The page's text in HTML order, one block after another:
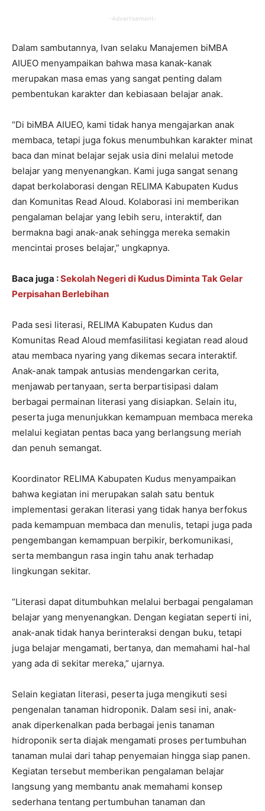
-Advertisement-
Dalam sambutannya, Ivan selaku Manajemen biMBA
AIUEO menyampaikan bahwa masa kanak-kanak
merupakan masa emas yang sangat penting dalam
pembentukan karakter dan kebiasaan belajar anak.
“Di biMBA AIUEO, kami tidak hanya mengajarkan anak
membaca, tetapi juga fokus menumbuhkan karakter minat
baca dan minat belajar sejak usia dini melalui metode
belajar yang menyenangkan. Kami juga sangat senang
dapat berkolaborasi dengan RELIMA Kabupaten Kudus
dan Komunitas Read Aloud. Kolaborasi ini memberikan
pengalaman belajar yang lebih seru, interaktif, dan
bermakna bagi anak-anak sehingga mereka semakin
mencintai proses belajar,” ungkapnya.
Baca juga :Sekolah Negeri di Kudus Diminta Tak Gelar
Perpisahan Berlebihan
Pada sesi literasi, RELIMA Kabupaten Kudus dan
Komunitas Read Aloud memfasilitasi kegiatan read aloud
atau membaca nyaring yang dikemas secara interaktif.
Anak-anak tampak antusias mendengarkan cerita,
menjawab pertanyaan, serta berpartisipasi dalam
berbagai permainan literasi yang disiapkan. Selain itu,
peserta juga menunjukkan kemampuan membaca mereka
melalui kegiatan pentas baca yang berlangsung meriah
dan penuh semangat.
Koordinator RELIMA Kabupaten Kudus menyampaikan
bahwa kegiatan ini merupakan salah satu bentuk
implementasi gerakan literasi yang tidak hanya berfokus
pada kemampuan membaca dan menulis, tetapi juga pada
pengembangan kemampuan berpikir, berkomunikasi,
serta membangun rasa ingin tahu anak terhadap
lingkungan sekitar.
“Literasi dapat ditumbuhkan melalui berbagai pengalaman
belajar yang menyenangkan. Dengan kegiatan seperti ini,
anak-anak tidak hanya berinteraksi dengan buku, tetapi
juga belajar mengamati, bertanya, dan memahami hal-hal
yang ada di sekitar mereka,” ujarnya.
Selain kegiatan literasi, peserta juga mengikuti sesi
pengenalan tanaman hidroponik. Dalam sesi ini, anak-
anak diperkenalkan pada berbagai jenis tanaman
hidroponik serta diajak mengamati proses pertumbuhan
tanaman mulai dari tahap penyemaian hingga siap panen.
Kegiatan tersebut memberikan pengalaman belajar
langsung yang membantu anak memahami konsep
sederhana tentang pertumbuhan tanaman dan